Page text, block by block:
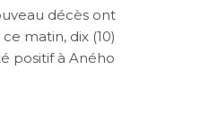
décès ont
matin, dix (10)
positif à Aného